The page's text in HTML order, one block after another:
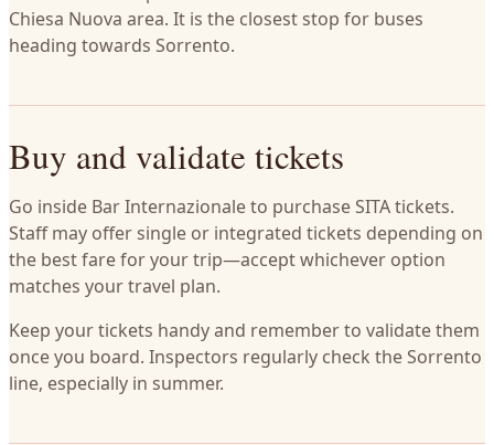
Chiesa Nuova area. It is the closest stop for buses
heading towards Sorrento.
Buy and validate tickets
Go inside Bar Internazionale to purchase SITA tickets.
Staff may offer single or integrated tickets depending on
the best fare for your trip—accept whichever option
matches your travel plan.
Keep your tickets handy and remember to validate them
once you board. Inspectors regularly check the Sorrento
line, especially in summer.